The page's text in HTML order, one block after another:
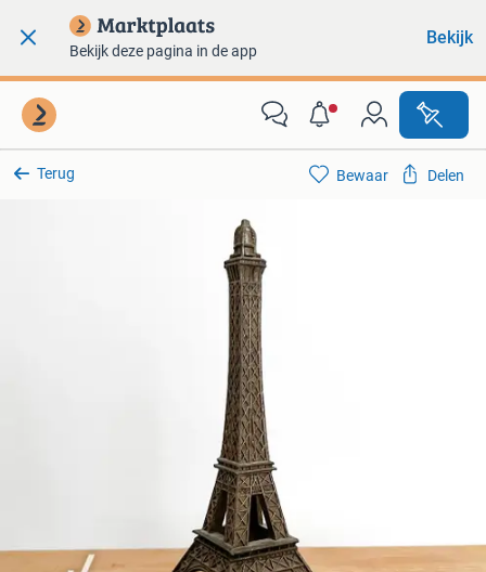
Bekijk deze pagina in de app
Bekijk
Terug Bewaar Delen